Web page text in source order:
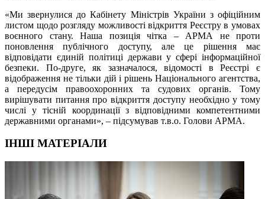
«Ми звернулися до Кабінету Міністрів України з офіційним
листом щодо розгляду можливості відкриття Реєстру в умовах
воєнного стану. Наша позиція чітка – АРМА не проти
поновлення публічного доступу, але це рішення має
відповідати єдиній політиці держави у сфері інформаційної
безпеки. По-друге, як зазначалося, відомості в Реєстрі є
відображення не тільки дій і рішень Національного агентства,
а передусім правоохоронних та судових органів. Тому
вирішувати питання про відкриття доступу необхідно у тому
числі у тісній координації з відповідними компетентними
державними органами», – підсумував т.в.о. Голови АРМА.
ІНШІ МАТЕРІАЛИ